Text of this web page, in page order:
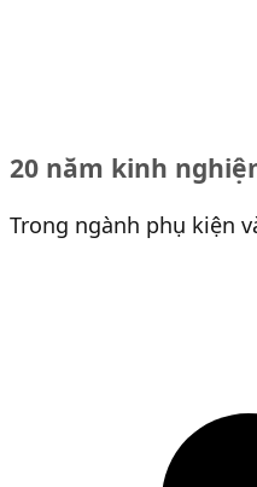
20 năm kinh
Trong ngành phụ kiện